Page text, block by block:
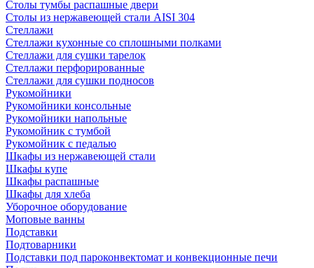
Столы тумбы распашные двери
Столы из нержавеющей стали AISI 304
Стеллажи
Стеллажи кухонные со сплошными полками
Стеллажи для сушки тарелок
Стеллажи перфорированные
Стеллажи для сушки подносов
Рукомойники
Рукомойники консольные
Рукомойники напольные
Рукомойник с тумбой
Рукомойник с педалью
Шкафы из нержавеющей стали
Шкафы купе
Шкафы распашные
Шкафы для хлеба
Уборочное оборудование
Моповые ванны
Подставки
Подтоварники
Подставки под пароконвектомат и конвекционные печи